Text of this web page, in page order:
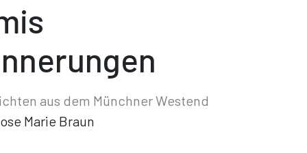
aus dem Münchner Westend
Marie Braun